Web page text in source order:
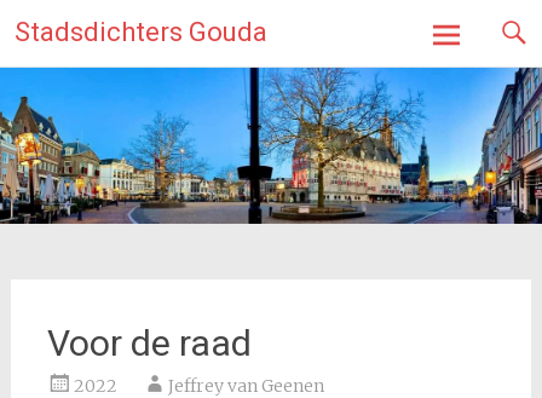
naar
de
inhoud
Stadsdichters Gouda
Voor de raad
2022 Jeffrey van Geenen